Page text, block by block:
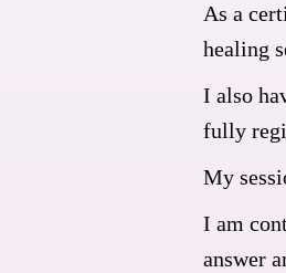
As a
healing
I also
fully
My
I am
answer